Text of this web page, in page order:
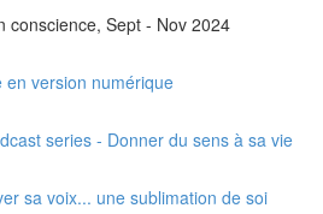
conscience, Sept - Nov 2024
en version numérique
series - Donner du sens à sa vie
sa voix... une sublimation de soi